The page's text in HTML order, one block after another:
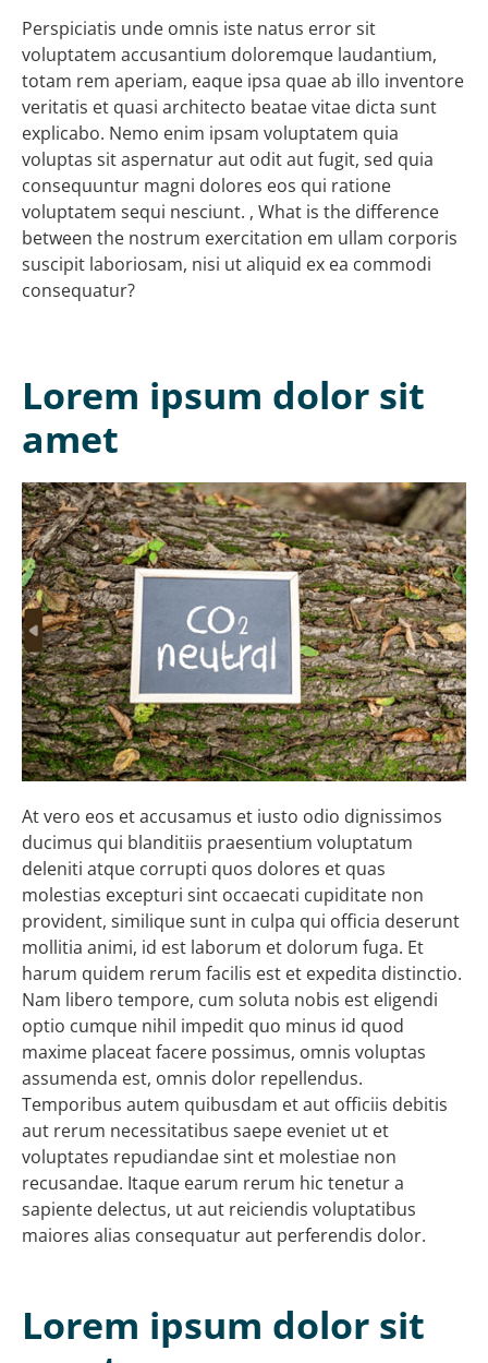
Perspiciatis unde omnis iste natus error sit
voluptatem accusantium doloremque laudantium,
totam rem aperiam, eaque ipsa quae ab illo inventore
veritatis et quasi architecto beatae vitae dicta sunt
explicabo. Nemo enim ipsam voluptatem quia
voluptas sit aspernatur aut odit aut fugit, sed quia
consequuntur magni dolores eos qui ratione
voluptatem sequi nesciunt. , What is the difference
between the nostrum exercitation em ullam corporis
suscipit laboriosam, nisi ut aliquid ex ea commodi
consequatur?
Lorem ipsum dolor sit
amet
At vero eos et accusamus et iusto odio dignissimos
ducimus qui blanditiis praesentium voluptatum
deleniti atque corrupti quos dolores et quas
molestias excepturi sint occaecati cupiditate non
provident, similique sunt in culpa qui officia deserunt
mollitia animi, id est laborum et dolorum fuga. Et
harum quidem rerum facilis est et expedita distinctio.
Nam libero tempore, cum soluta nobis est eligendi
optio cumque nihil impedit quo minus id quod
maxime placeat facere possimus, omnis voluptas
assumenda est, omnis dolor repellendus.
Temporibus autem quibusdam et aut officiis debitis
aut rerum necessitatibus saepe eveniet ut et
voluptates repudiandae sint et molestiae non
recusandae. Itaque earum rerum hic tenetur a
sapiente delectus, ut aut reiciendis voluptatibus
maiores alias consequatur aut perferendis dolor.
Lorem ipsum dolor sit